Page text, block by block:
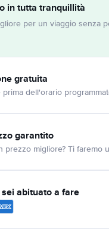
in tutta tranquillità
per un viaggio senza
gratuita
prima dell'orario
garantito
prezzo migliore? Ti faremo
abituato a fare